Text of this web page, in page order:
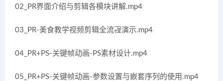
02_PR界面介绍与剪辑各模块讲解.mp4
03_PR-美食教学视频剪辑全流程演示.mp4
04_PR+PS-关键帧动画-PS素材设计.mp4
05_PR+PS-关键帧动画-参数设置与嵌套序列的使用.mp4